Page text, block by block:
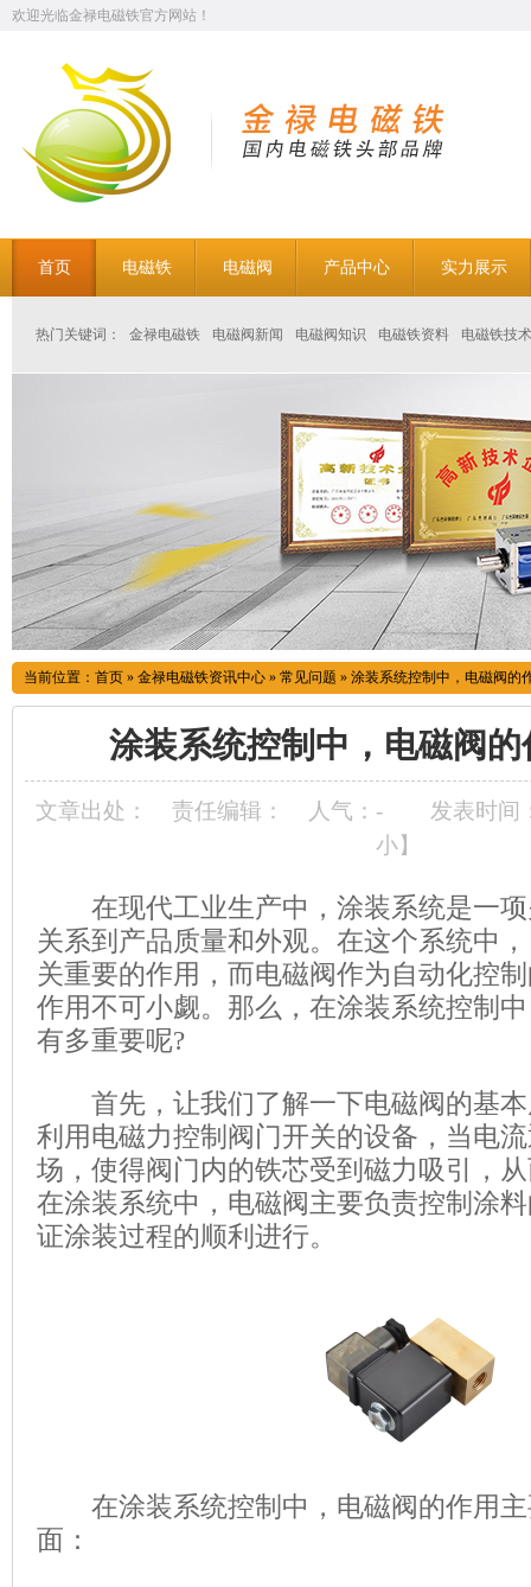
欢迎光临金禄电磁铁官方网站！
首页 电磁铁 电磁阀 产品中心 实力展示
热门关键词： 金禄电磁铁 电磁阀新闻 电磁阀知识 电磁铁资料 电磁铁技
当前位置： 首页 » 金禄电磁铁资讯中心 » 常见问题 » 涂装系统控制中，电磁阀的
涂装系统控制中，电磁阀
文章出处： 责任编辑： 人气： -
发表时间
小】
在现代工业生产中，涂装系统是一项
关系到产品质量和外观。在这个系统中
关重要的作用，而电磁阀作为自动化控
作用不可小觑。那么，在涂装系统控制
有多重要呢?
首先，让我们了解一下电磁阀的基本
利用电磁力控制阀门开关的设备，当电
场，使得阀门内的铁芯受到磁力吸引，
在涂装系统中，电磁阀主要负责控制涂
证涂装过程的顺利进行。
在涂装系统控制中，电磁阀的作用主
面：